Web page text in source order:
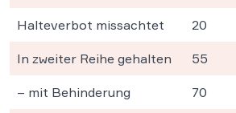
Halteverbot missachtet 20
In zweiter Reihe gehalten 55
– mit Behinderung 70